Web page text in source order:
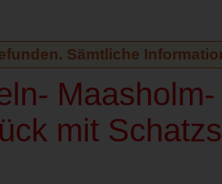
Sämtliche
Maasholm-
mit